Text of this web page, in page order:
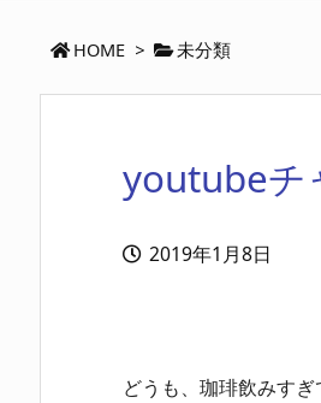
HOME > 未分類
youtubeチ
2019年1月8日
どうも、珈琲飲みす